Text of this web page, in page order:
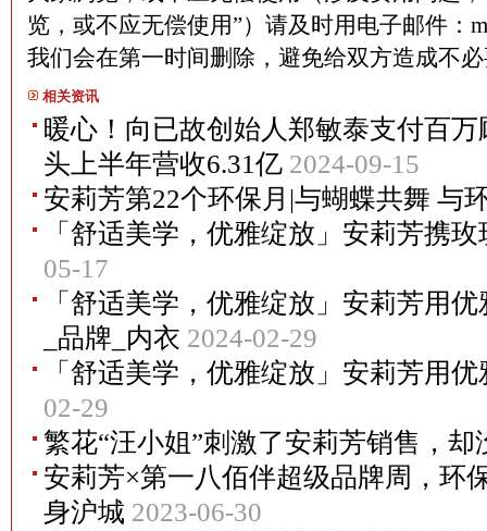
览，或不应无偿使用”）请及时用电子邮件：
我们会在第一时间删除，避免给双方造成不
相关资讯
暖心！向已故创始人郑敏泰支付百
头上半年营收6.31亿 2024-09-15
安莉芳第22个环保月|与蝴蝶共舞 与
「舒适美学，优雅绽放」安莉芳携
05-17
「舒适美学，优雅绽放」安莉芳用
_品牌_内衣 2024-02-29
「舒适美学，优雅绽放」安莉芳用
02-29
繁花“汪小姐”刺激了安莉芳销售，却
安莉芳×第一八佰伴超级品牌周，环
身沪城 2023-06-30